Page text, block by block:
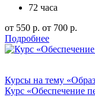
72 часа
от 550 р. от 700 р.
Подробнее
Курсы на тему
Курс «Обеспечение